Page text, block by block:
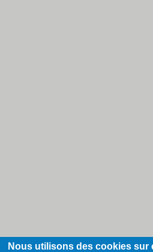
Nous utilisons des cookies sur